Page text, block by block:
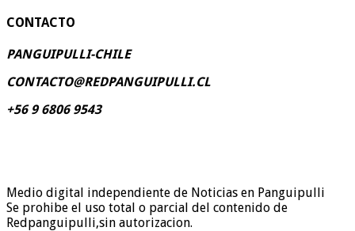
CONTACTO
PANGUIPULLI-CHILE
CONTACTO@REDPANGUIPULLI.CL
+56 9 6806 9543
Medio digital independiente de Noticias en Panguipulli
Se prohibe el uso total o parcial del contenido de
Redpanguipulli,sin autorizacion.